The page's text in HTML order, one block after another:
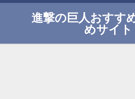
進撃の巨人おすす
めサイト